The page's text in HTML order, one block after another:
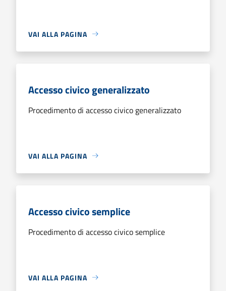
VAI ALLA PAGINA
Accesso civico generalizzato
Procedimento di accesso civico generalizzato
VAI ALLA PAGINA
Accesso civico semplice
Procedimento di accesso civico semplice
VAI ALLA PAGINA